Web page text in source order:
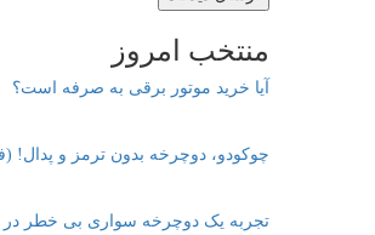
منتخب امروز
آیا خرید موتور برقی به صرفه است؟
چوکودو، دوچرخه بدون ترمز و پدال!
تجربه یک دوچرخه سواری بی خطر در